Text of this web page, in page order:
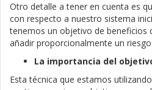
Otro detalle a tener en cuenta es
con respecto a nuestro sistema
tenemos un objetivo de beneficios
añadir proporcionalmente un
La importancia del
Esta técnica que estamos